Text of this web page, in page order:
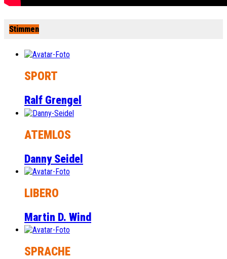
Stimmen
SPORT
Ralf Grengel
ATEMLOS
Danny Seidel
LIBERO
Martin D. Wind
SPRACHE